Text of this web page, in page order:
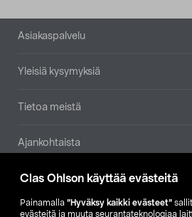
Clas Ohlson käyttää evästeitä
Painamalla ”Hyväksy kaikki evästeet”
evästeitä ja muuta seurantateknologiaa
Alatunniste
Asiakaspalvelu
Yleisiä kysymyksiä
Tietoa meistä
Ajankohtaista
Muut yrityksemme
Etsi